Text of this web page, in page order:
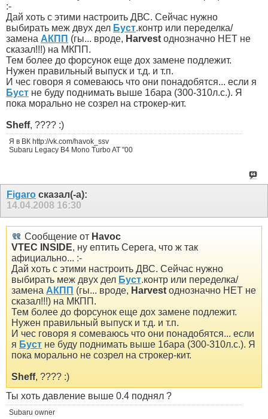
:-
Дай хоть с этими настроить ДВС. Сейчас нужно
выбирать меж двух дел Буст.контр или переделка/
замена АКПП (гы... вроде, Harvest однозначно НЕТ не
сказал!!!) на МКПП.
Тем более до форсунок еще дох замене подлежит.
Нужен правильный выпуск и т.д. и т.п.
И чес говоря я сомеваюсь что они понадобятся... если я
Буст не буду поднимать выше 1бара (300-310л.с.). Я
пока морально не созрел на строкер-кит.
Sheff, ???? :)
Я в ВК http://vk.com/havok_ssv
Subaru Legacy B4 Mono Turbo AT "00
Figaro сказал(-а):
14.04.2008 16:30
Сообщение от Havoc
VTEC INSIDE, ну ептить Серега, что ж так
афициально... :-
Дай хоть с этими настроить ДВС. Сейчас нужно
выбирать меж двух дел Буст.контр или переделка/
замена АКПП (гы... вроде, Harvest однозначно НЕТ не
сказал!!!) на МКПП.
Тем более до форсунок еще дох замене подлежит.
Нужен правильный выпуск и т.д. и т.п.
И чес говоря я сомеваюсь что они понадобятся... если
я Буст не буду поднимать выше 1бара (300-310л.с.). Я
пока морально не созрел на строкер-кит.
Sheff, ???? :)
Ты хоть давление выше 0.4 поднял ?
Subaru owner